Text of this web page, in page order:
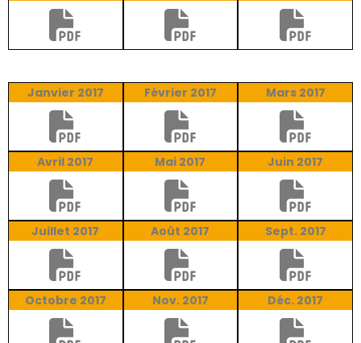
Janvier 2017 Février 2017 Mars 2017
Avril 2017 Mai 2017 Juin 2017
Juillet 2017 Août 2017 Sept. 2017
Octobre 2017 Nov. 2017 Déc. 2017